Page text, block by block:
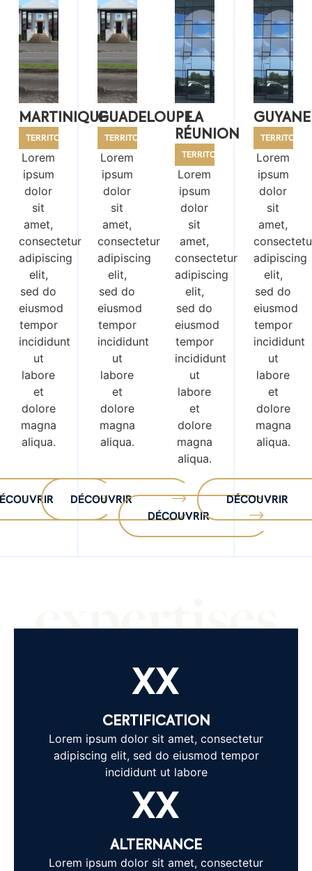
MARTINIQUE
TERRITOIRE
Lorem
ipsum
dolor
sit
amet,
consectetur
adipiscing
elit,
sed do
eiusmod
tempor
incididunt
ut
labore
et
dolore
magna
aliqua.
GUADELOUPE
TERRITOIRE
Lorem
ipsum
dolor
sit
amet,
consectetur
adipiscing
elit,
sed do
eiusmod
tempor
incididunt
ut
labore
et
dolore
magna
aliqua.
DÉCOUVRIR
LA
RÉUNION
TERRITOIRE
Lorem
ipsum
dolor
sit
amet,
consectetur
adipiscing
elit,
sed do
eiusmod
tempor
incididunt
ut
labore
et
dolore
magna
aliqua.
DÉCOUVRIR
GUYANE
TERRITOIRE
Lorem
ipsum
dolor
sit
amet,
adipiscing
elit,
sed do
eiusmod
tempor
incididunt
ut
labore
et
dolore
magna
aliqua.
DÉCOUVRIR
expertises
XX
CERTIFICATION
Lorem ipsum dolor sit amet, consectetur
adipiscing elit, sed do eiusmod tempor
incididunt ut labore
XX
ALTERNANCE
Lorem ipsum dolor sit amet, consectetur